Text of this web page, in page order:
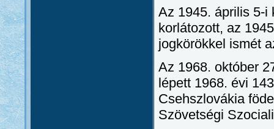
Az 1945. április 5-i
korlátozott, az
jogkörökkel ismét
Az 1968. október
lépett 1968. évi
Csehszlovákia
Szövetségi